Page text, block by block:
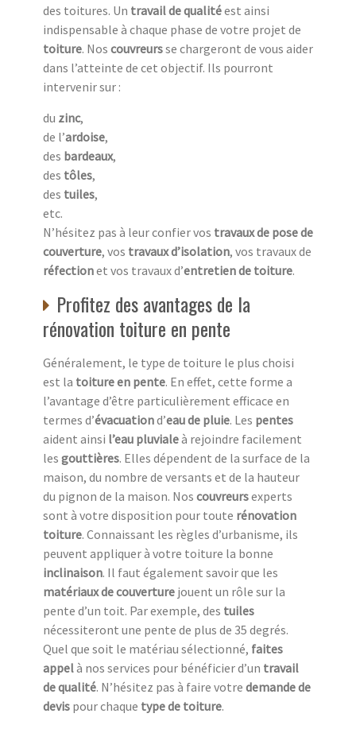
des toitures. Un travail de qualitéest ainsi
indispensable à chaque phase de votre projet de
toiture. Nos couvreursse chargeront de vous aider
dans l’atteinte de cet objectif. Ils pourront
intervenir sur :
du zinc,
de l’ardoise,
des bardeaux,
des tôles,
des tuiles,
etc.
N’hésitez pas à leur confier vos travaux de pose de
couverture, vos travaux d’isolation, vos travaux de
réfectionet vos travaux d’entretien de toiture.
Profitez des avantages de la
rénovation toiture en pente
Généralement, le type de toiture le plus choisi
est la toiture en pente. En effet, cette forme a
l’avantage d’être particulièrement efficace en
termes d’évacuationd’eau de pluie. Les pentes
aident ainsi l’eau pluvialeà rejoindre facilement
les gouttières. Elles dépendent de la surface de la
maison, du nombre de versants et de la hauteur
du pignon de la maison. Nos couvreursexperts
sont à votre disposition pour toute rénovation
toiture. Connaissant les règles d’urbanisme, ils
peuvent appliquer à votre toiture la bonne
inclinaison. Il faut également savoir que les
matériaux de couverture jouent un rôle sur la
pente d’un toit. Par exemple, des tuiles
nécessiteront une pente de plus de 35 degrés.
Quel que soit le matériau sélectionné, faites
appelà nos services pour bénéficier d’un travail
de qualité. N’hésitez pas à faire votre demande de
devis pour chaque type de toiture.